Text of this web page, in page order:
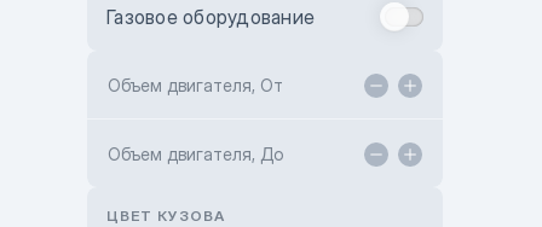
Toyota Kokshetau
Hyundai ShymCity
Газовое оборудование
Объем двигателя, От
Объем двигателя, До
ЦВЕТ КУЗОВА